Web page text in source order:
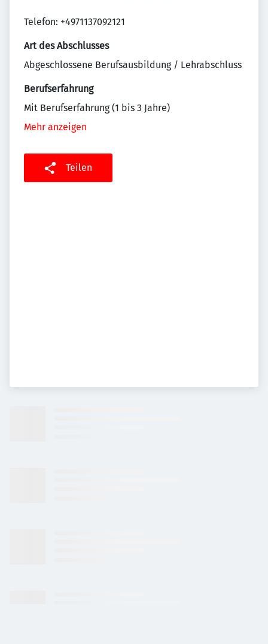
Telefon: +4971137092121
Art des Abschlusses
Abgeschlossene Berufsausbildung / Lehrabschluss
Berufserfahrung
Mit Berufserfahrung (1 bis 3 Jahre)
Mehr anzeigen
Teilen